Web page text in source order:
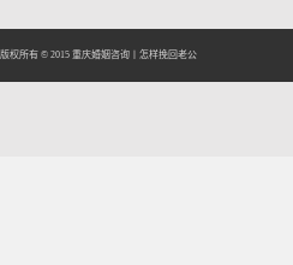
版权所有 © 2015 重庆婚姻咨询 怎样挽回老公